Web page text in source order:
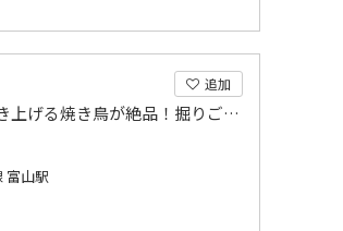
追加
店主が目利きした鮮魚と備長炭で焼き上げる焼き鳥が絶品！掘りごたつの宴会も可能！
富山駅